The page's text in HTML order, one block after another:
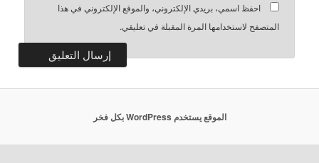
احفظ اسمي، بريدي الإلكتروني، والموقع الإلكتروني في هذا
المتصفح لاستخدامها المرة المقبلة في تعليقي.
الموقع يستخدم WordPress بكل فخر